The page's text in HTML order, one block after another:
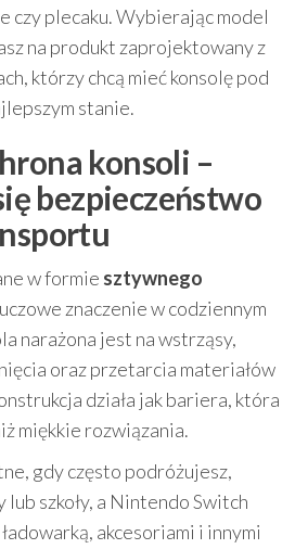
czy plecaku. Wybierając model
na produkt zaprojektowany z
którzy chcą mieć konsolę pod
stanie.
konsoli –
bezpieczeństwo
w formie sztywnego
znaczenie w codziennym
narażona jest na wstrząsy,
oraz przetarcia materiałów
działa jak bariera, która
miękkie rozwiązania.
gdy często podróżujesz,
lub szkoły, a Nintendo Switch
akcesoriami i innymi